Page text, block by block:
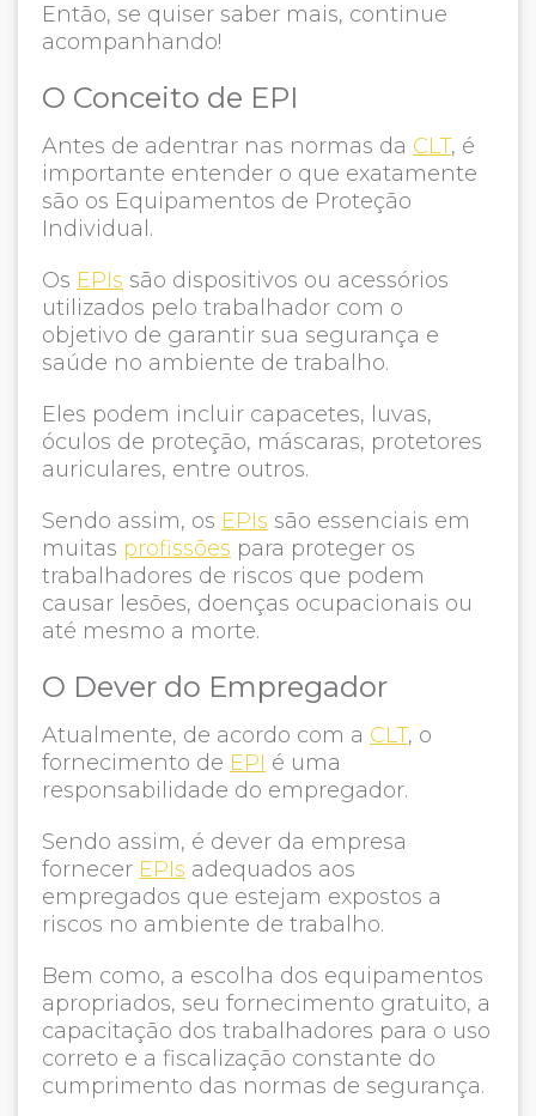
Então, se quiser saber mais, continue
acompanhando!
O Conceito de EPI
Antes de adentrar nas normas da CLT, é
importante entender o que exatamente
são os Equipamentos de Proteção
Individual.
Os EPIs são dispositivos ou acessórios
utilizados pelo trabalhador com o
objetivo de garantir sua segurança e
saúde no ambiente de trabalho.
Eles podem incluir capacetes, luvas,
óculos de proteção, máscaras, protetores
auriculares, entre outros.
Sendo assim, os EPIs são essenciais em
muitas profissões para proteger os
trabalhadores de riscos que podem
causar lesões, doenças ocupacionais ou
até mesmo a morte.
O Dever do Empregador
Atualmente, de acordo com a CLT, o
fornecimento de EPI é uma
responsabilidade do empregador.
Sendo assim, é dever da empresa
fornecer EPIs adequados aos
empregados que estejam expostos a
riscos no ambiente de trabalho.
Bem como, a escolha dos equipamentos
apropriados, seu fornecimento gratuito, a
capacitação dos trabalhadores para o uso
correto e a fiscalização constante do
cumprimento das normas de segurança.